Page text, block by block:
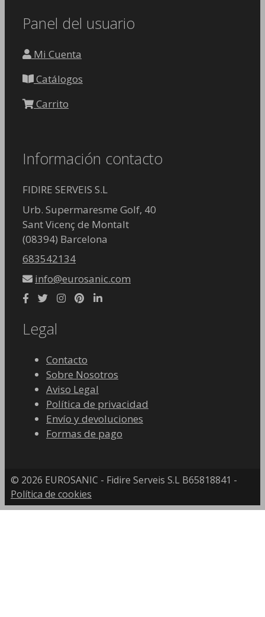
Panel del usuario
Mi Cuenta
Catálogos
Carrito
Información contacto
FIDIRE SERVEIS S.L
Urb. Supermaresme Golf, 40
Sant Vicenç de Montalt
(08394) Barcelona
683542134
info@eurosanic.com
Legal
Contacto
Sobre Nosotros
Aviso Legal
Política de privacidad
Envío y devoluciones
Formas de pago
© 2026 EUROSANIC - Fidire Serveis S.L B65818841 -
Política de cookies